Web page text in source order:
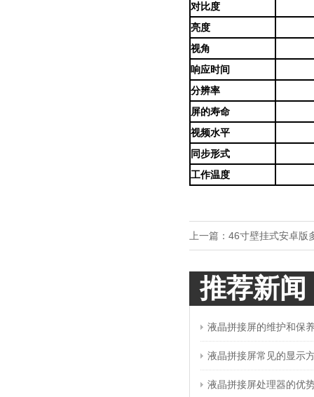
对比度
亮度
视角
响应时间
分辨率
屏的寿命
视频水平
同步形式
工作温度
上一篇： 46寸壁挂式安卓版
推荐新闻
液晶拼接屏的维护和保
液晶拼接屏常见的显示
液晶拼接屏处理器的优